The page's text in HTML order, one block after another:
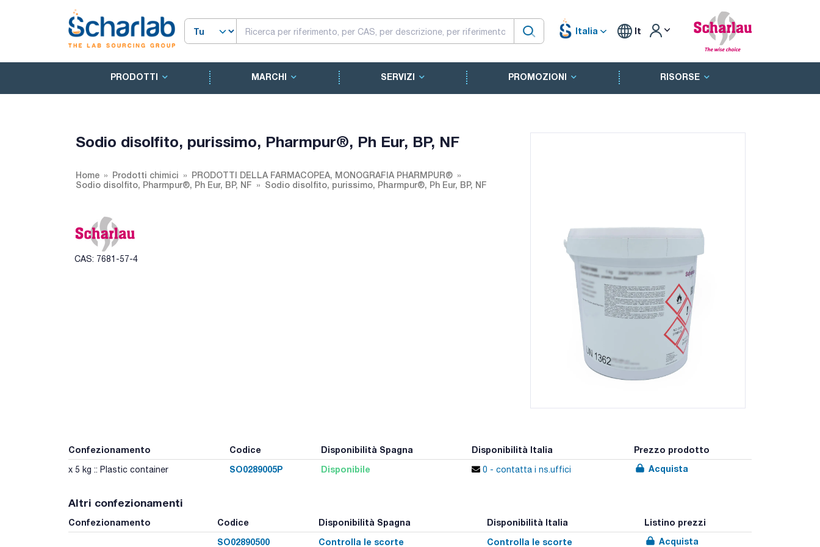
Italia It
PRODOTTI MARCHI SERVIZI PROMOZIONI RISORSE
Sodio disolfito, purissimo, Pharmpur®, Ph Eur, BP, NF
Home Prodotti chimici
PRODOTTI DELLA FARMACOPEA, MONOGRAFIA PHARMPUR®
Sodio disolfito, Pharmpur®, Ph Eur, BP, NF
Sodio disolfito, purissimo, Pharmpur®, Ph Eur, BP, NF
CAS: 7681-57-4
Confezionamento Codice Disponibilità Spagna Disponibilità Italia Prezzo prodotto
x 5 kg :: Plastic container SO0289005P Disponibile 0 - contatta i ns.uffici Acquista
Altri confezionamenti
Confezionamento Codice Disponibilità Spagna Disponibilità Italia
Listino prezzi
SO02890500
Controlla le scorte Controlla le scorte
Acquista